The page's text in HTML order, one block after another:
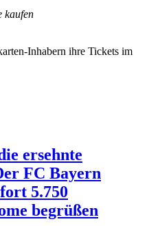
kaufen
Inhabern ihre Tickets im
ersehnte
FC Bayern
5.750
begrüßen